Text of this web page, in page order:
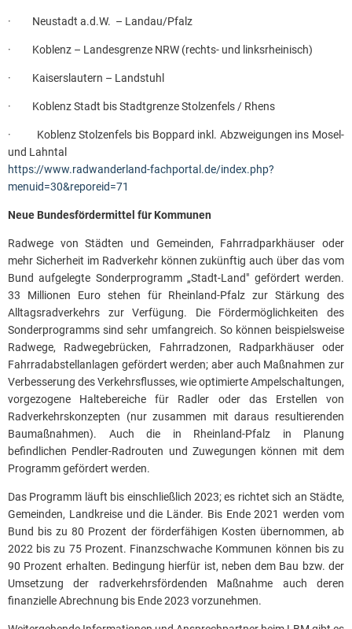
· Neustadt a.d.W. – Landau/Pfalz
· Koblenz – Landesgrenze NRW (rechts- und linksrheinisch)
· Kaiserslautern – Landstuhl
· Koblenz Stadt bis Stadtgrenze Stolzenfels / Rhens
· Koblenz Stolzenfels bis Boppard inkl. Abzweigungen ins Mosel-
und Lahntal
https://www.radwanderland-fachportal.de/index.php?
menuid=30&reporeid=71
Neue Bundesfördermittel für Kommunen
Radwege von Städten und Gemeinden, Fahrradparkhäuser oder
mehr Sicherheit im Radverkehr können zukünftig auch über das vom
Bund aufgelegte Sonderprogramm „Stadt-Land" gefördert werden.
33 Millionen Euro stehen für Rheinland-Pfalz zur Stärkung des
Alltagsradverkehrs zur Verfügung. Die Fördermöglichkeiten des
Sonderprogramms sind sehr umfangreich. So können beispielsweise
Radwege, Radwegebrücken, Fahrradzonen, Radparkhäuser oder
Fahrradabstellanlagen gefördert werden; aber auch Maßnahmen zur
Verbesserung des Verkehrsflusses, wie optimierte Ampelschaltungen,
vorgezogene Haltebereiche für Radler oder das Erstellen von
Radverkehrskonzepten (nur zusammen mit daraus resultierenden
Baumaßnahmen). Auch die in Rheinland-Pfalz in Planung
befindlichen Pendler-Radrouten und Zuwegungen können mit dem
Programm gefördert werden.
Das Programm läuft bis einschließlich 2023; es richtet sich an Städte,
Gemeinden, Landkreise und die Länder. Bis Ende 2021 werden vom
Bund bis zu 80 Prozent der förderfähigen Kosten übernommen, ab
2022 bis zu 75 Prozent. Finanzschwache Kommunen können bis zu
90 Prozent erhalten. Bedingung hierfür ist, neben dem Bau bzw. der
Umsetzung der radverkehrsfördenden Maßnahme auch deren
finanzielle Abrechnung bis Ende 2023 vorzunehmen.